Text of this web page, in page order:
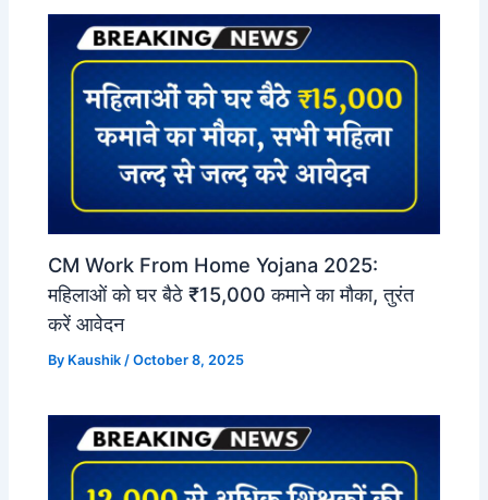
CM Work From Home Yojana 2025:
महिलाओं को घर बैठे ₹15,000 कमाने का मौका, तुरंत
करें आवेदन
By Kaushik/October 8, 2025